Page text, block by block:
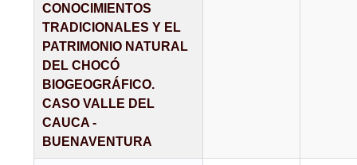
CONOCIMIENTOS
TRADICIONALES Y EL
PATRIMONIO NATURAL
DEL CHOCÓ
BIOGEOGRÁFICO.
CASO VALLE DEL
CAUCA -
BUENAVENTURA